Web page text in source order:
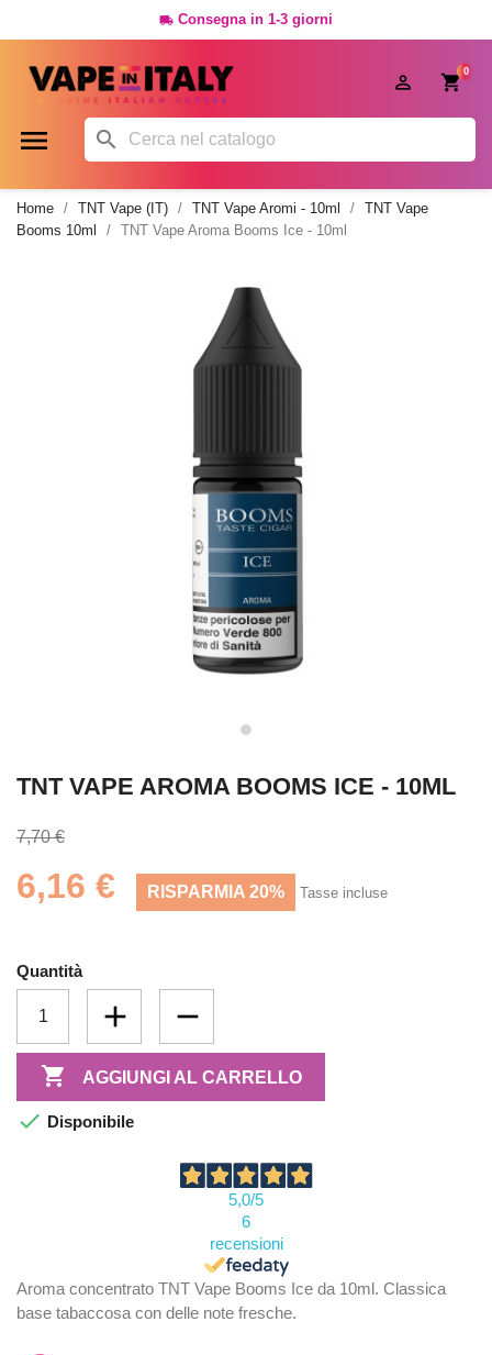
 Consegna in 1-3 giorni
0

 
Home TNT Vape (IT) TNT Vape Aromi - 10ml
TNT Vape
Booms 10ml
TNT Vape Aroma Booms Ice - 10ml
TNT VAPE AROMA BOOMS ICE - 10ML
7,70 €
6,16 € RISPARMIA 20% Tasse incluse
Quantità
 AGGIUNGI AL CARRELLO
 Disponibile
5,0/5
6
recensioni
Aroma concentrato TNT Vape Booms Ice da 10ml. Classica
base tabaccosa con delle note fresche.